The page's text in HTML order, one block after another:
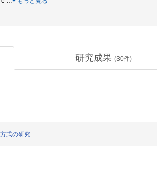
研究成果 (30件)
式の研究